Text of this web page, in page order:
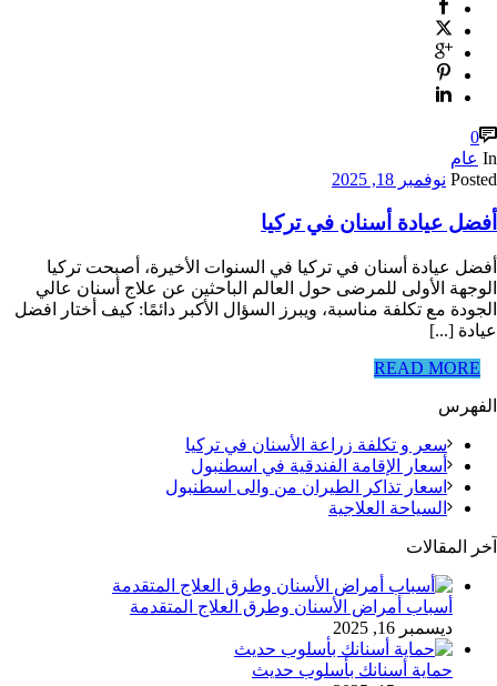
0
In عام
Posted نوفمبر 18, 2025
أفضل عيادة أسنان في تركيا
أفضل عيادة أسنان في تركيا في السنوات الأخيرة، أصبحت تركيا
الوجهة الأولى للمرضى حول العالم الباحثين عن علاج أسنان عالي
الجودة مع تكلفة مناسبة، ويبرز السؤال الأكبر دائمًا: كيف أختار افضل
عيادة [...]
READ MORE
الفهرس
سعر و تكلفة زراعة الأسنان في تركيا
أسعار الإقامة الفندقية في اسطنبول
اسعار تذاكر الطيران من والى اسطنبول
السياحة العلاجية
آخر المقالات
أسباب أمراض الأسنان وطرق العلاج المتقدمة
ديسمبر 16, 2025
حماية أسنانك بأسلوب حديث